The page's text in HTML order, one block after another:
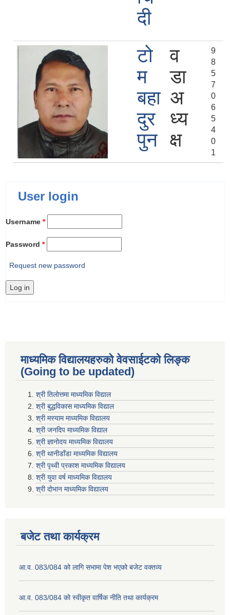
दी
टो
म
बहा
दुर
पुन
व
डा
अ
ध्य
क्ष
9
8
5
7
0
6
5
4
0
1
User login
Username *
Password *
Request new password
माध्यमिक विद्यालयहरुकाे वेवसाईटको लिङ्क
(Going to be updated)
श्री तिलाेत्तमा माध्यमिक विद्याल
श्री बुद्धविकास माध्यमिक विद्याल
श्री मस्याम माध्यमिक विद्यालय
श्री जनदिप माध्यमिक विद्याल
श्री ज्ञानोदय माध्यमिक विद्यालय
श्री थानीडाँडा माध्यमिक विद्यालय
श्री पृथ्वी प्रकाश माध्यमिक विद्यालय
श्री युवा वर्ष माध्यमिक विद्यालय
श्री दोभान माध्यमिक विद्यालय
बजेट तथा कार्यक्रम
आ.व. 083/084 को लागि सभामा पेश भएको बजेट वक्तव्य
आ.व. 083/084 को स्वीकृत वार्षिक नीति तथा कार्यक्रम